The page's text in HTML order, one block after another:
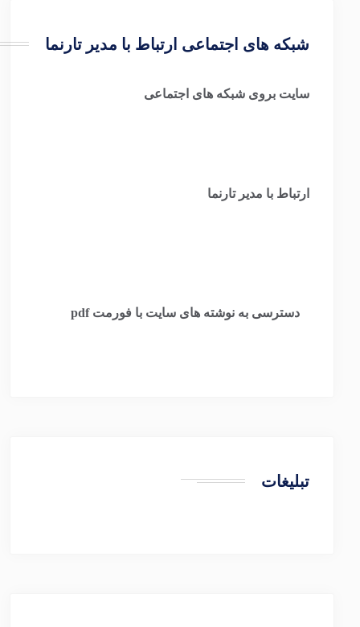
شبکه های اجتماعی ارتباط با مدیر تارنما
سایت بروی شبکه های اجتماعی
ارتباط با مدیر تارنما
دسترسی به نوشته های سایت با فورمت pdf
تبلیغات